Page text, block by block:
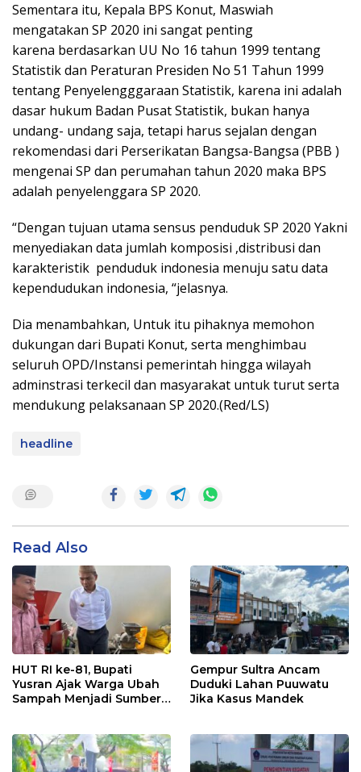
Sementara itu, Kepala BPS Konut, Maswiah
mengatakan SP 2020 ini sangat penting
karena berdasarkan UU No 16 tahun 1999 tentang
Statistik dan Peraturan Presiden No 51 Tahun 1999
tentang Penyelengggaraan Statistik, karena ini adalah
dasar hukum Badan Pusat Statistik, bukan hanya
undang- undang saja, tetapi harus sejalan dengan
rekomendasi dari Perserikatan Bangsa-Bangsa (PBB )
mengenai SP dan perumahan tahun 2020 maka BPS
adalah penyelenggara SP 2020.
“Dengan tujuan utama sensus penduduk SP 2020 Yakni
menyediakan data jumlah komposisi ,distribusi dan
karakteristik penduduk indonesia menuju satu data
kependudukan indonesia, “jelasnya.
Dia menambahkan, Untuk itu pihaknya memohon
dukungan dari Bupati Konut, serta menghimbau
seluruh OPD/Instansi pemerintah hingga wilayah
adminstrasi terkecil dan masyarakat untuk turut serta
mendukung pelaksanaan SP 2020.(Red/LS)
headline
Read Also
HUT RI ke-81, Bupati
Yusran Ajak Warga Ubah
Sampah Menjadi Sumber
Gempur Sultra Ancam
Duduki Lahan Puuwatu
Jika Kasus Mandek